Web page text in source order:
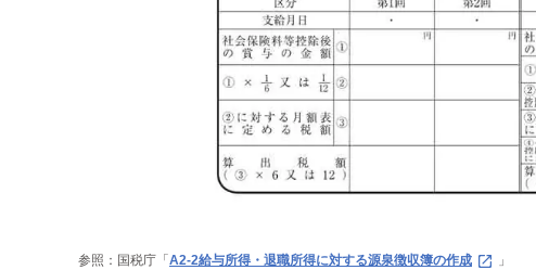
参照：国税庁「 A2-2給与所得・退職所得に対する源泉徴収簿の作成 」